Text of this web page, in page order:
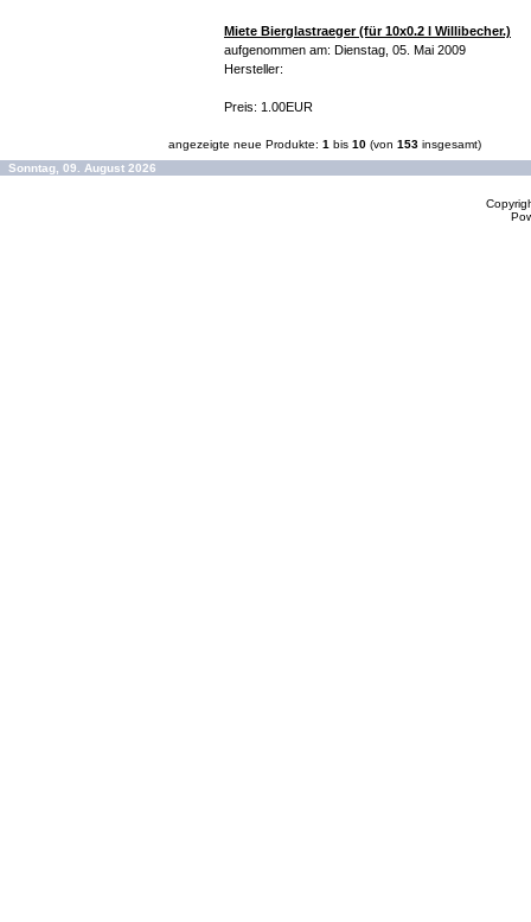
Miete Bierglastraeger (für 10x0.2 l Willibecher.)
aufgenommen am: Dienstag, 05. Mai 2009
Hersteller:
Preis: 1.00EUR
angezeigte neue Produkte: 1 bis 10 (von 153 insgesamt)
Sonntag, 09. August 2026